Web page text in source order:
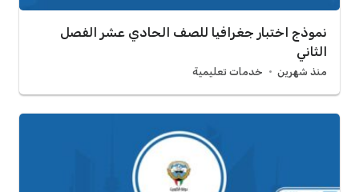
نموذج اختبار جغرافيا للصف الحادي عشر الفصل
الثاني
منذ شهرين خدمات تعليمية